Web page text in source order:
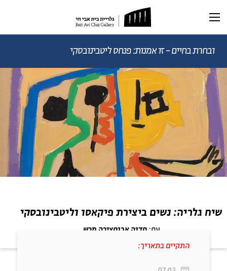
תערוכה וירטואלית
רכישת קטלוג
מאמרים ותכנים
ביוגרפיה
מאמרים וכתבות
וידאו
ובחרת בחיים - זו אמנות: פנחס ליטבינובסקי
שיח גלריה: נשים ביצירת פיקאסו וליטבינובסקי
עם: חדוה אבוחצירה מרש
"או כל המוזיאון, או לא כלום!": בעקבות חידת ליטבינובסקי
התקיים בתאריך: